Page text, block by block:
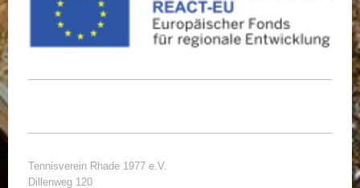
Tennisverein Rhade 1977 e.V.
Dillenweg 120